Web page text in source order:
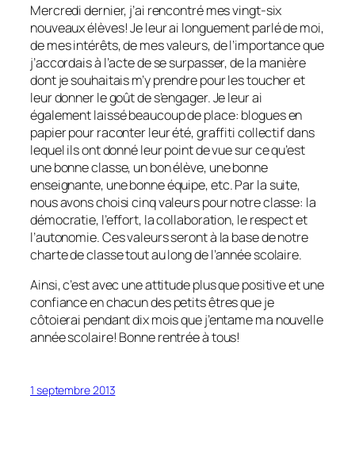
Mercredi dernier, j’ai rencontré mes vingt-six
nouveaux élèves! Je leur ai longuement parlé de moi,
de mes intérêts, de mes valeurs, de l’importance que
j’accordais à l’acte de se surpasser, de la manière
dont je souhaitais m’y prendre pour les toucher et
leur donner le goût de s’engager. Je leur ai
également laissé beaucoup de place: blogues en
papier pour raconter leur été, graffiti collectif dans
lequel ils ont donné leur point de vue sur ce qu’est
une bonne classe, un bon élève, une bonne
enseignante, une bonne équipe, etc. Par la suite,
nous avons choisi cinq valeurs pour notre classe: la
démocratie, l’effort, la collaboration, le respect et
l’autonomie. Ces valeurs seront à la base de notre
charte de classe tout au long de l’année scolaire.
Ainsi, c’est avec une attitude plus que positive et une
confiance en chacun des petits êtres que je
côtoierai pendant dix mois que j’entame ma nouvelle
année scolaire! Bonne rentrée à tous!
1 septembre 2013